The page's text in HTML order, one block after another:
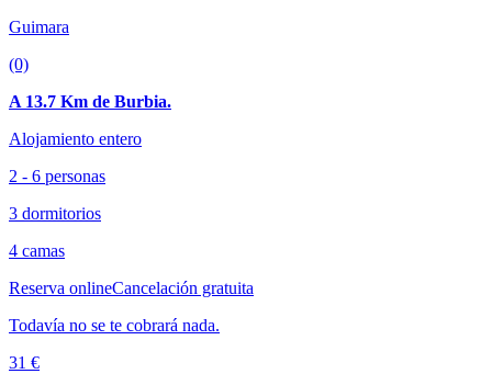
Guimara
(0)
A 13.7 Km de Burbia.
Alojamiento entero
2 - 6 personas
3 dormitorios
4 camas
Reserva onlineCancelación gratuita
Todavía no se te cobrará nada.
31 €